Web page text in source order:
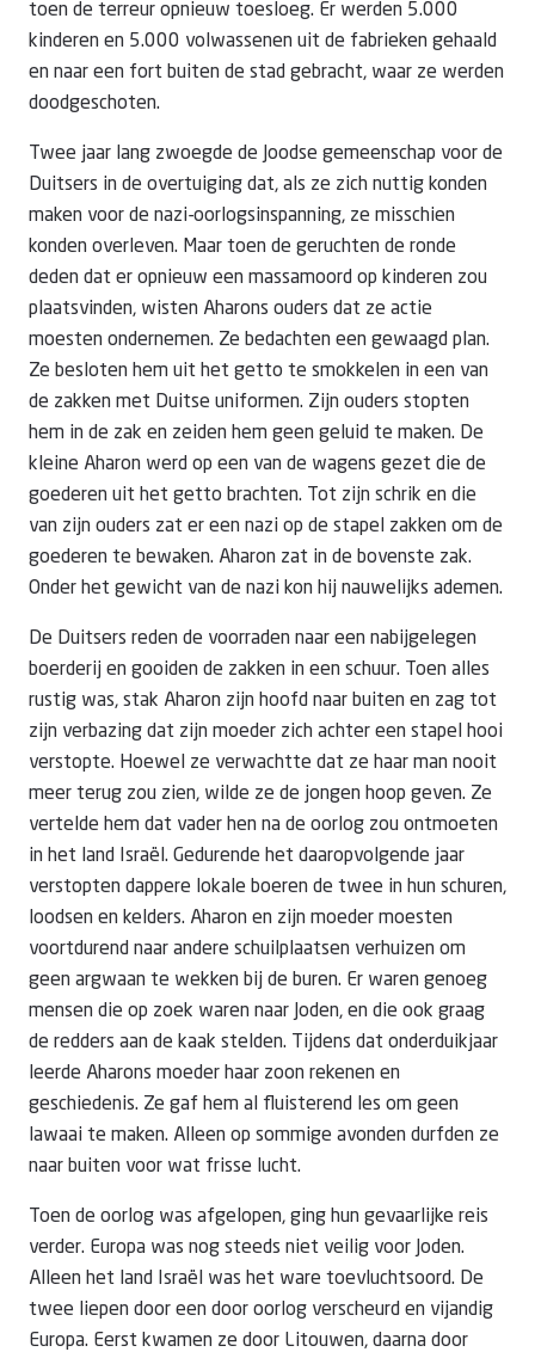
toen de terreur opnieuw toesloeg. Er werden 5.000
kinderen en 5.000 volwassenen uit de fabrieken gehaald
en naar een fort buiten de stad gebracht, waar ze werden
doodgeschoten.
Twee jaar lang zwoegde de Joodse gemeenschap voor de
Duitsers in de overtuiging dat, als ze zich nuttig konden
maken voor de nazi-oorlogsinspanning, ze misschien
konden overleven. Maar toen de geruchten de ronde
deden dat er opnieuw een massamoord op kinderen zou
plaatsvinden, wisten Aharons ouders dat ze actie
moesten ondernemen. Ze bedachten een gewaagd plan.
Ze besloten hem uit het getto te smokkelen in een van
de zakken met Duitse uniformen. Zijn ouders stopten
hem in de zak en zeiden hem geen geluid te maken. De
kleine Aharon werd op een van de wagens gezet die de
goederen uit het getto brachten. Tot zijn schrik en die
van zijn ouders zat er een nazi op de stapel zakken om de
goederen te bewaken. Aharon zat in de bovenste zak.
Onder het gewicht van de nazi kon hij nauwelijks ademen.
De Duitsers reden de voorraden naar een nabijgelegen
boerderij en gooiden de zakken in een schuur. Toen alles
rustig was, stak Aharon zijn hoofd naar buiten en zag tot
zijn verbazing dat zijn moeder zich achter een stapel hooi
verstopte. Hoewel ze verwachtte dat ze haar man nooit
meer terug zou zien, wilde ze de jongen hoop geven. Ze
vertelde hem dat vader hen na de oorlog zou ontmoeten
in het land
Israël . Gedurende het daaropvolgende jaar
verstopten dappere lokale boeren de twee in hun schuren,
loodsen en kelders. Aharon en zijn moeder moesten
voortdurend naar andere schuilplaatsen verhuizen om
geen argwaan te wekken bij de buren. Er waren genoeg
mensen die op zoek waren naar Joden, en die ook graag
de redders aan de kaak stelden. Tijdens dat onderduikjaar
leerde Aharons moeder haar zoon rekenen en
geschiedenis. Ze gaf hem al fluisterend les om geen
lawaai te maken. Alleen op sommige avonden durfden ze
naar buiten voor wat frisse lucht.
Toen de oorlog was afgelopen, ging hun gevaarlijke reis
verder. Europa was nog steeds niet veilig voor Joden.
Alleen het land
Israël
was het ware toevluchtsoord. De
twee liepen door een door oorlog verscheurd en vijandig
Europa. Eerst kwamen ze door Litouwen, daarna door